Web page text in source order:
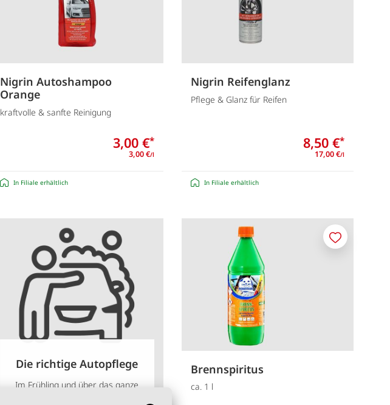
Nigrin Autoshampoo
Orange
kraftvolle & sanfte Reinigung
3,00 €*
3,00 €/l
In Filiale erhältlich
Nigrin Reifenglanz
Pflege & Glanz für Reifen
8,50 €*
17,00 €/l
In Filiale erhältlich
Die richtige Autopflege
Im Frühling und über das ganze
Brennspiritus
ca. 1 l
Merken